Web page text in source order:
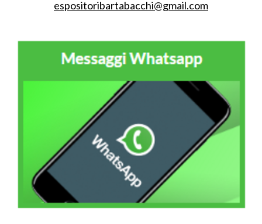
espositoribartabacchi@gmail.com